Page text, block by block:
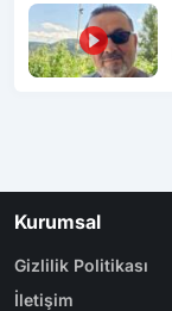
Kurumsal
Gizlilik Politikası
İletişim